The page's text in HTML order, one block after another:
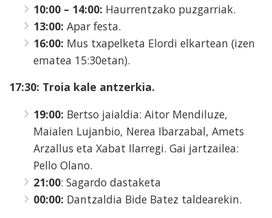
10:00 – 14:00: Haurrentzako puzgarriak.
13:00: Apar festa.
16:00: Mus txapelketa Elordi elkartean (izen
ematea 15:30etan).
17:30: Troia kale antzerkia.
19:00: Bertso jaialdia: Aitor Mendiluze,
Maialen Lujanbio, Nerea Ibarzabal, Amets
Arzallus eta Xabat Ilarregi. Gai jartzailea:
Pello Olano.
21:00: Sagardo dastaketa
00:00: Dantzaldia Bide Batez taldearekin.